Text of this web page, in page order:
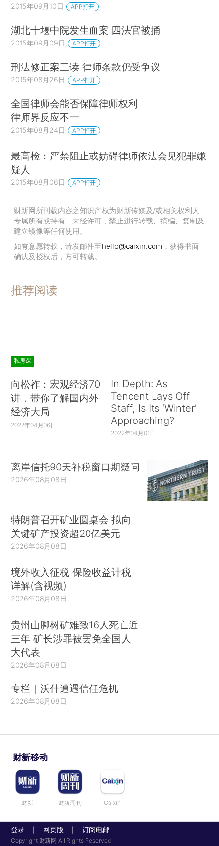
2015年09月10日 APP打开
湖北十堰中院发生血案 四法官被捅
2015年09月09日 APP打开
刑法修正案三读 律师条款仍受争议
2015年08月26日 APP打开
全国律师会能否保障律师权利
律师界反应不一
2015年08月24日 APP打开
最高检：严禁阻止或妨碍律师依法会见犯罪嫌
疑人
2015年08月06日 APP打开
财新网所刊载内容之知识产权为财新传媒及/或相关权利人
专属所有或持有。未经许可，禁止进行转载、摘编、复制及
建立镜像等任何使用。
如有意愿转载，请发邮件至hello@caixin.com ，获得书面
确认及授权后，方可转载。
推荐阅读
私房课
向松祚：宏观经济70
讲，带你了解国内外
经济大局
2022年04月06日
In Depth: As
Tencent Lays Off
Staff, Is Its ‘Winter’
Approaching?
2022年04月01日
离岸信托90天补税窗口期疑问
2026年08月08日
特朗普召开矿业圆桌会 拟向
关键矿产投资超20亿美元
2026年08月08日
境外收入征税 保险收益计税
详解(含视频)
2026年08月08日
贵州山脚树矿难致16人死亡近
三年 矿长涉罪被罢免全国人
大代表
2026年08月08日
专栏｜沃什遭遇信任危机
2026年08月08日
财新移动
财新 财新周刊 Caixin
登录 网页版 订阅电邮
Copyright 财新网 All Rights Reserved